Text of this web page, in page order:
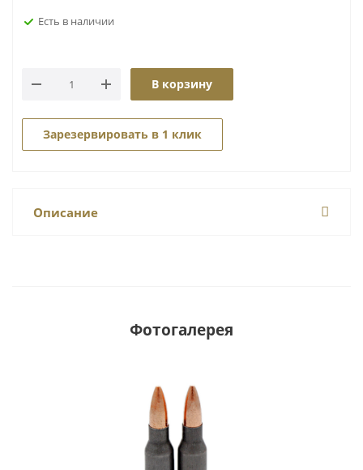
Есть в наличии
В корзину
Зарезервировать в 1 клик
Описание
Фотогалерея